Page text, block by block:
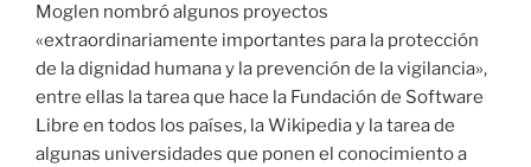
Moglen nombró algunos proyectos
«extraordinariamente importantes para la protección
de la dignidad humana y la prevención de la vigilancia»,
entre ellas la tarea que hace la Fundación de Software
Libre en todos los países, la Wikipedia y la tarea de
algunas universidades que ponen el conocimiento a